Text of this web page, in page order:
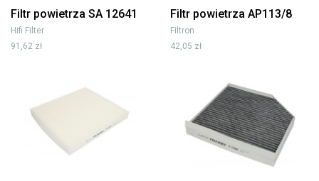
Filtr powietrza SA 12641
Hifi Filter
91,62 zł
Filtr powietrza AP113/8
Filtron
42,05 zł